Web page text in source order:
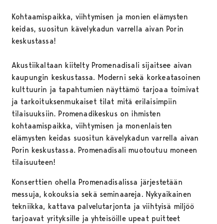
Kohtaamispaikka, viihtymisen ja monien elämysten
keidas, suositun kävelykadun varrella aivan Porin
keskustassa!
Akustiikaltaan kiitelty Promenadisali sijaitsee aivan
kaupungin keskustassa. Moderni sekä korkeatasoinen
kulttuurin ja tapahtumien näyttämö tarjoaa toimivat
ja tarkoituksenmukaiset tilat mitä erilaisimpiin
tilaisuuksiin. Promenadikeskus on ihmisten
kohtaamispaikka, viihtymisen ja monenlaisten
elämysten keidas suositun kävelykadun varrella aivan
Porin keskustassa. Promenadisali muotoutuu moneen
tilaisuuteen!
Konserttien ohella Promenadisalissa järjestetään
messuja, kokouksia sekä seminaareja. Nykyaikainen
tekniikka, kattava palvelutarjonta ja viihtyisä miljöö
tarjoavat yrityksille ja yhteisöille upeat puitteet